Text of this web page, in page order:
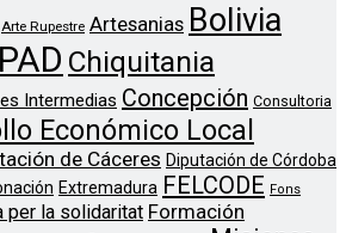
Arte Rupestre Artesanias Bolivia
Chiquitania
Intermedias Concepción Consultoria
Económico Local
de Cáceres Diputación de Córdoba
Extremadura FELCODE Fons
per la solidaritat Formación